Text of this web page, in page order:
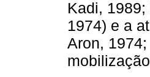
Kadi,
1974) e a
Aron,